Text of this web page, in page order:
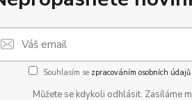
Souhlasím se zpracováním osobních údajů
Můžete se kdykoli odhlásit. Zasíláme